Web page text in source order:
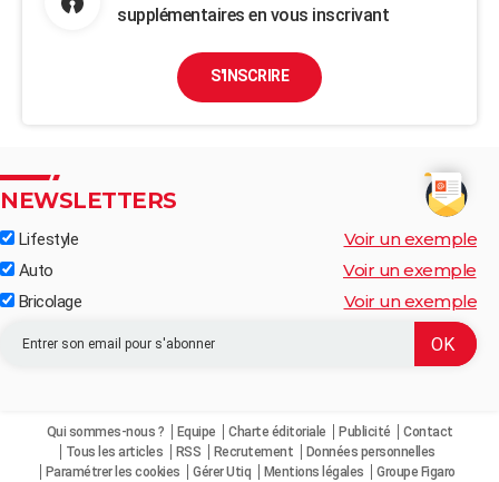
supplémentaires en vous inscrivant
S'INSCRIRE
NEWSLETTERS
Lifestyle Voir un exemple
Auto Voir un exemple
Bricolage Voir un exemple
Qui sommes-nous ? Equipe Charte éditoriale Publicité
Contact
Tous les articles
RSS Recrutement
Données personnelles
Paramétrer les cookies
Gérer Utiq Mentions légales Groupe Figaro